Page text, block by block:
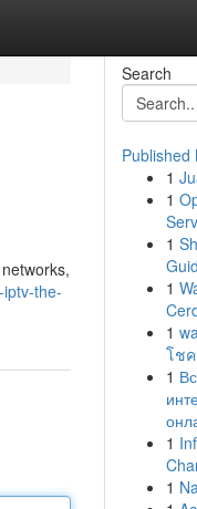
the-
Search
Published
1
1
1
1
1
โช
1
1
1